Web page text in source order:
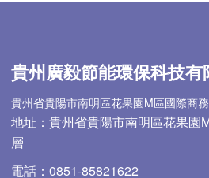
貴州廣毅節能環保科技有
貴州省貴陽市南明區花果園M區國際商
地址：貴州省貴陽市南明區花果園
層
電話：0851-85821622